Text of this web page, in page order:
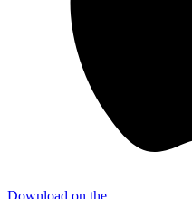
Download on the